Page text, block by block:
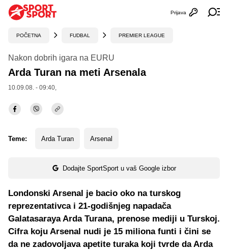
Otvori
Prijava
POČETNA FUDBAL PREMIER LEAGUE
Nakon dobrih igara na EURU
Arda Turan na meti Arsenala
10.09.08. - 09:40,
Teme: Arda Turan Arsenal
Dodajte SportSport u vaš Google izbor
Londonski Arsenal je bacio oko na turskog
reprezentativca i 21-godišnjeg napadača
Galatasaraya Arda Turana, prenose mediji u Turskoj.
Cifra koju Arsenal nudi je 15 miliona funti i čini se
da ne zadovoljava apetite turaka koji tvrde da Arda